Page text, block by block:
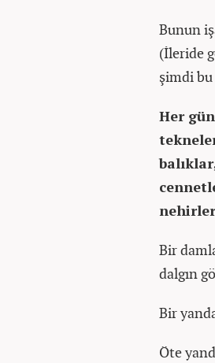
Bunun
(İleride
şimdi bu
Her
Bir
dalgın
Bir
Öte